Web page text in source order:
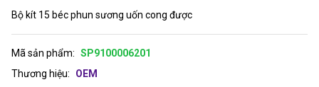
Bộ kít 15 béc phun sương uốn cong được
Mã sản phẩm: SP9100006201
Thương hiệu:
OEM